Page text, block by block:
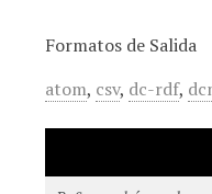
Formatos de Salida
atom, csv, dc-rdf,